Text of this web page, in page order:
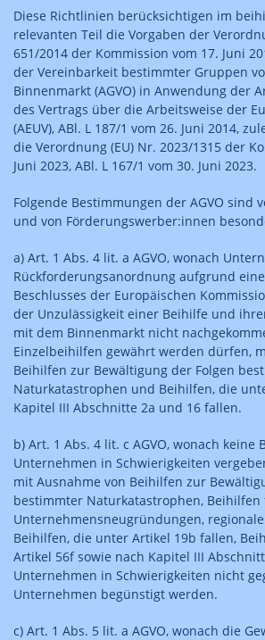
Diese Richtlinien berücksichtigen im
relevanten Teil die Vorgaben der
651/2014 der Kommission vom 17. Juni
der Vereinbarkeit bestimmter Gruppen
Binnenmarkt (AGVO) in Anwendung der
des Vertrags über die Arbeitsweise der
(AEUV), ABl. L 187/1 vom 26. Juni 2014,
die Verordnung (EU) Nr. 2023/1315 der
Juni 2023, ABl. L 167/1 vom 30. Juni 2023.
Folgende Bestimmungen der AGVO sind
und von Förderungswerber:innen
a) Art. 1 Abs. 4 lit. a AGVO, wonach
Rückforderungsanordnung aufgrund
Beschlusses der Europäischen
der Unzulässigkeit einer Beihilfe und
mit dem Binnenmarkt nicht
Einzelbeihilfen gewährt werden dürfen,
Beihilfen zur Bewältigung der Folgen
Naturkatastrophen und Beihilfen, die
Kapitel III Abschnitte 2a und 16 fallen.
b) Art. 1 Abs. 4 lit. c AGVO, wonach keine
Unternehmen in Schwierigkeiten
mit Ausnahme von Beihilfen zur
bestimmter Naturkatastrophen, Beihilfen
Unternehmensneugründungen,
Beihilfen, die unter Artikel 19b fallen,
Artikel 56f sowie nach Kapitel III
Unternehmen in Schwierigkeiten nicht
Unternehmen begünstigt werden.
c) Art. 1 Abs. 5 lit. a AGVO, wonach die